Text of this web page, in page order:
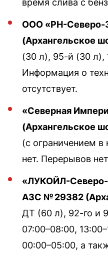
ООО «РН-Северо-
(Архангельское
(30 л), 95-й (30 л),
Информация о
отсутствует.
«Северная
(Архангельское
(с ограничением
нет. Перерывов
«ЛУКОЙЛ-Северо-
АЗС № 29382
ДТ (60 л), 92-го и
07:00–08:00,
00:00–05:00, а